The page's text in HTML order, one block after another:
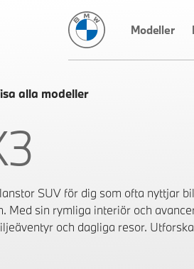
BMW Sverige
Modeller
alla modeller
SUV för dig som ofta nyttjar
Med sin rymliga interiör och
och dagliga resor.